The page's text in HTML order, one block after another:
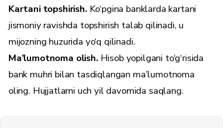
Kartani topshirish. Ko‘pgina banklarda kartani
jismoniy ravishda topshirish talab qilinadi, u
mijozning huzurida yo‘q qilinadi.
Ma’lumotnoma olish.Hisob yopilgani to‘g‘risida
bank muhri bilan tasdiqlangan ma’lumotnoma
oling. Hujjatlarni uch yil davomida saqlang.